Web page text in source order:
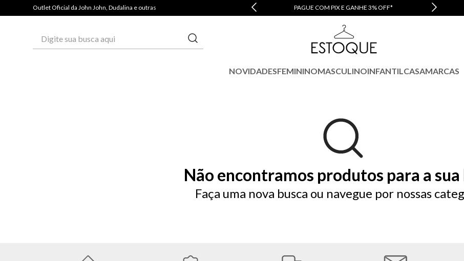
Outlet Oficial da John John, Dudalina e outras PAGUE COM PIX E GANHE 3% OFF*
NOVIDADESFEMININOMASCULINOINFANTILCASAMARCAS
Não encontramos produtos para a sua
Faça uma nova busca ou navegue por nossas